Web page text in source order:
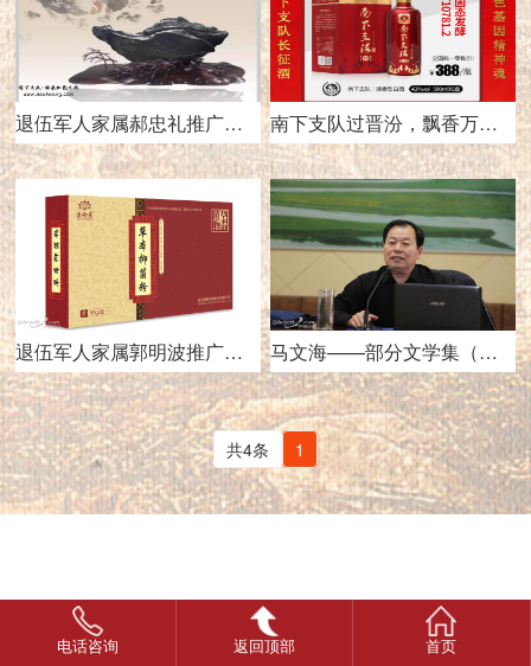
退伍军人家属郝忠礼推广：灵璧石 南下支队过晋汾，飘香万里壮军魂（让我们一起：品南下支队长征酒、传红色基因精神魂！）
退伍军人家属郭明波推广：博御康 马文海——部分文学集（军人退伍、军魂依在）
共4条 1
电话咨询 返回顶部 首页